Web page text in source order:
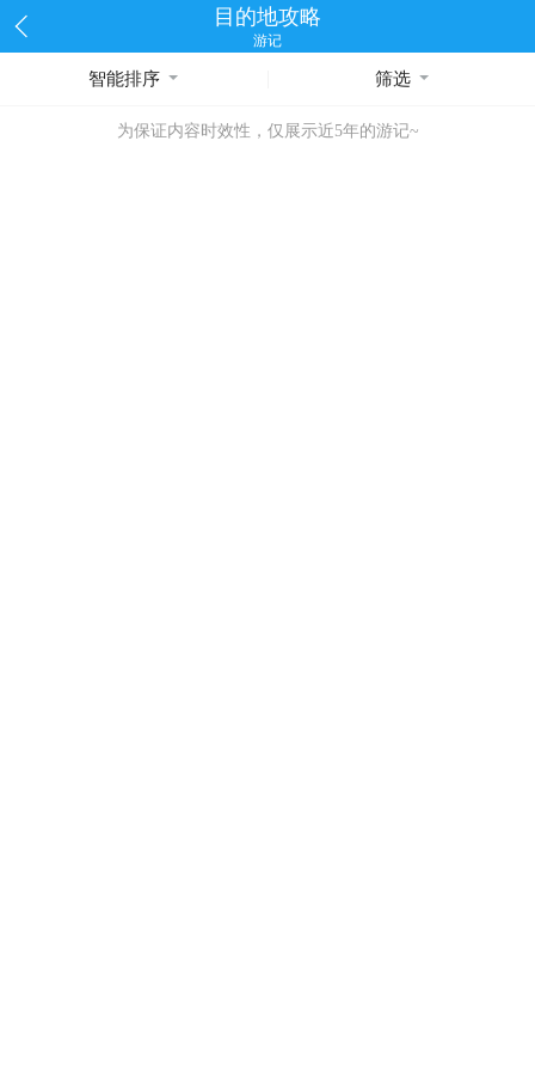
目的地攻略
游记
智能排序 筛选
为保证内容时效性，仅展示近5年的游记~